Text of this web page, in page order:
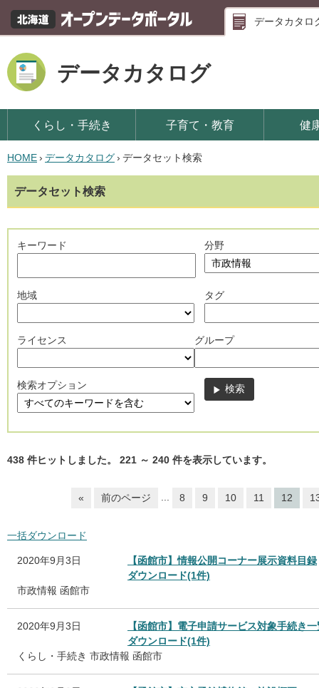
データカタロ
データカタログ
くらし・手続き 子育て・教育 健
HOME› データカタログ› データセット検索
データセット検索
キーワード 分野
地域 タグ
ライセンス グループ
検索オプション
438 件ヒットしました。 221 ～ 240 件を表示しています。
« 前のページ ... 8 9 10 11 12
一括ダウンロード
2020年9月3日
【函館市】情報公開コーナー展示資料目録
ダウンロード(1件)
市政情報 函館市
2020年9月3日
【函館市】電子申請サービス対象手続き一
ダウンロード(1件)
くらし・手続き 市政情報 函館市